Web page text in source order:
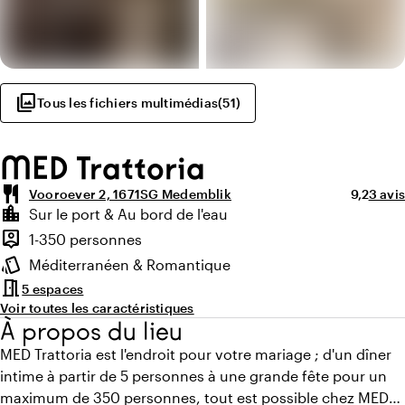
photo_libraryTous les fichiers multimédias(51)
MED Trattoria
restaurant Vooroever 2, 1671SG Medemblik Note
9,23 avis
Points forts
location_city
Environnement
Sur le port & Au bord de l'eau
person_pin
Capacité
1-350 personnes
style
Ambiance
Méditerranéen & Romantique
meeting_room5 espaces
Voir toutes les caractéristiques
À propos du lieu
MED Trattoria est l'endroit pour votre mariage ; d'un dîner
intime à partir de 5 personnes à une grande fête pour un
maximum de 350 personnes, tout est possible chez MED